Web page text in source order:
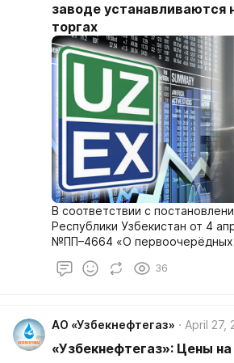
заводе устанавливаются
торгах
В соответствии с
Республики Узбекистан от 4
№ПП–4664 «О
нефтегазовой отрасли»
поставка автомобильного
топлива на биржевые торги по
сформированным в зависимости
36
АО «Узбекнефтегаз» April 27,
«Узбекнефтегаз»: Цены на